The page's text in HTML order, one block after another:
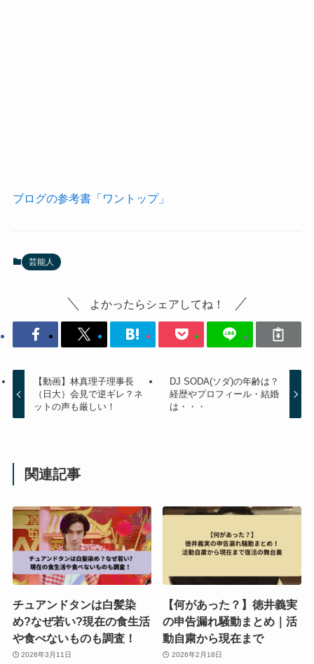
ブログの参考書「ワントップ」
芸能人
よかったらシェアしてね！
【動画】林真理子理事長
（日大）会見で逆ギレ？ネ
ットの声も厳しい！
DJ SODA(ソダ)の年齢は？
経歴やプロフィール・結婚
は・・・
関連記事
チュアンドタンは白髪染
め?なぜ若い?現在の食生活
や食べないものも調査！
2026年3月11日
【何があった？】徳井義実
の申告漏れ騒動まとめ｜活
動自粛から現在まで
2026年2月18日